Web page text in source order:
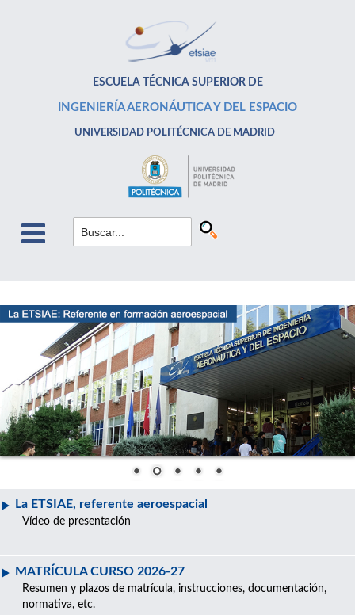
ESCUELA TÉCNICA SUPERIOR DE
INGENIERÍA AERONÁUTICA Y DEL ESPACIO
UNIVERSIDAD POLITÉCNICA DE MADRID
La ETSIAE, referente aeroespacial
Vídeo de presentación
MATRÍCULA CURSO 2026-27
Resumen y plazos de matrícula, instrucciones, documentación,
normativa, etc.